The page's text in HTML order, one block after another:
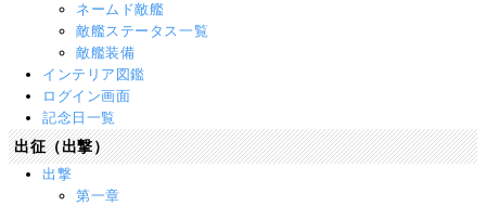
ネームド敵艦
敵艦ステータス一覧
敵艦装備
インテリア図鑑
ログイン画面
記念日一覧
出征（出撃）
出撃
第一章